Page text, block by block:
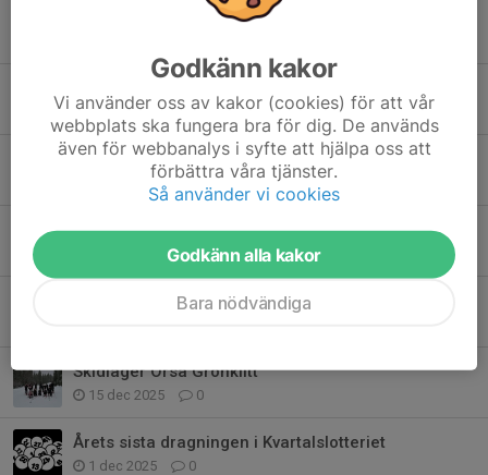
Årets ÄIF:are 2025
26 feb, 13:40 0
Kära funktionärer - TACK!
8 feb, 12:45 0
Kära funktionärer - TACK!
0
Välkomna till Årsmöte - 25/2
Skidläger Orsa Grönklitt
15 dec 2025 0
Årets sista dragningen i Kvartalslotteriet
1 dec 2025 0
Godkänn kakor
Vi använder oss av kakor (cookies) för att vår
webbplats ska fungera bra för dig. De används
även för webbanalys i syfte att hjälpa oss att
förbättra våra tjänster.
Så använder vi cookies
Godkänn alla kakor
Bara nödvändiga